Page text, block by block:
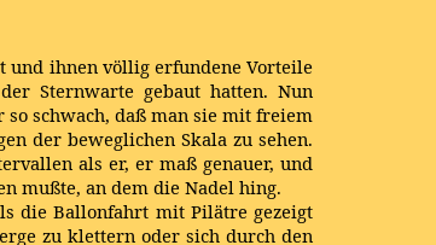
und ihnen völlig erfundene Vorteile
Sternwarte gebaut hatten. Nun
schwach, daß man sie mit freiem
der beweglichen Skala zu sehen.
als er, er maß genauer, und
mußte, an dem die Nadel hing.
die Ballonfahrt mit Pilätre gezeigt
zu klettern oder sich durch den